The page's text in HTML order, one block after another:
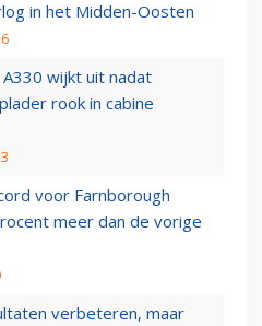
in het Midden-Oosten
A330 wijkt uit nadat
rook in cabine
voor Farnborough
meer dan de vorige
verbeteren, maar